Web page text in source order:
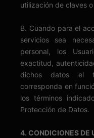
utilización de claves
B. Cuando para el
servicios sea
personal, los
exactitud,
dichos datos el
corresponda en
los términos
Protección de Datos.
4. CONDICIONES DE